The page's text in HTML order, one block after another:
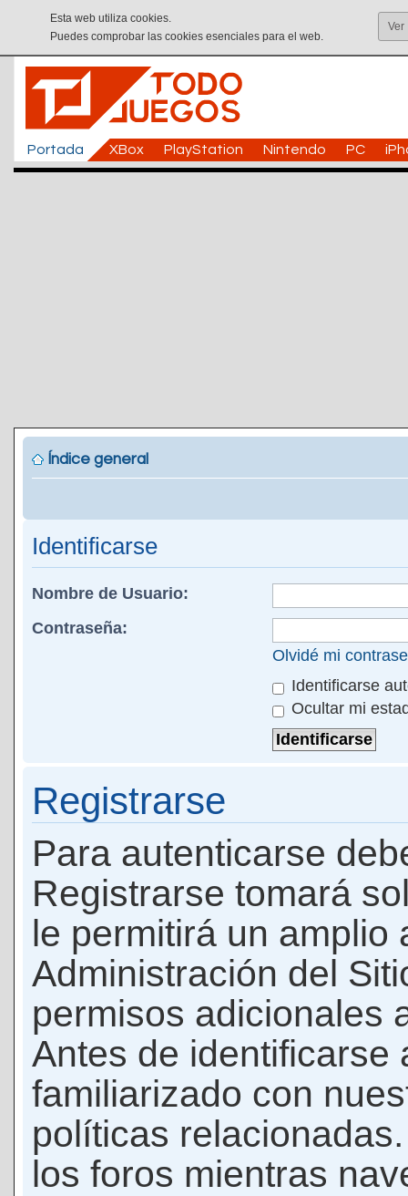
Esta web utiliza cookies.
Puedes comprobar las cookies esenciales para el web.
Ver
Portada XBox PlayStation Nintendo PC
Índice general
Identificarse
Nombre de Usuario:
Contraseña:
Olvidé mi
Identificarse
Ocultar mi
Registrarse
Para autenticarse
Registrarse tomará
le permitirá un amplio
Administración del
permisos adicionales
Antes de identificarse
familiarizado con
políticas
los foros mientras